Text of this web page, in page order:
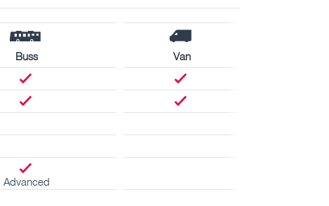
Buss
Van
Advanced